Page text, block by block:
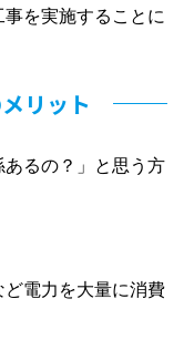
を実施することに
リット
あるの？」と思う方
電力を大量に消費